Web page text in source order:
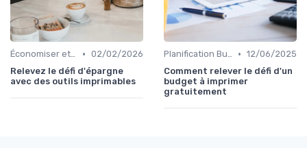
Économiser et Réduire les Dépenses • 02/02/2026
Relevez le défi d'épargne
avec des outils imprimables
Planification Budgétaire • 12/06/2025
Comment relever le défi d'un
budget à imprimer
gratuitement